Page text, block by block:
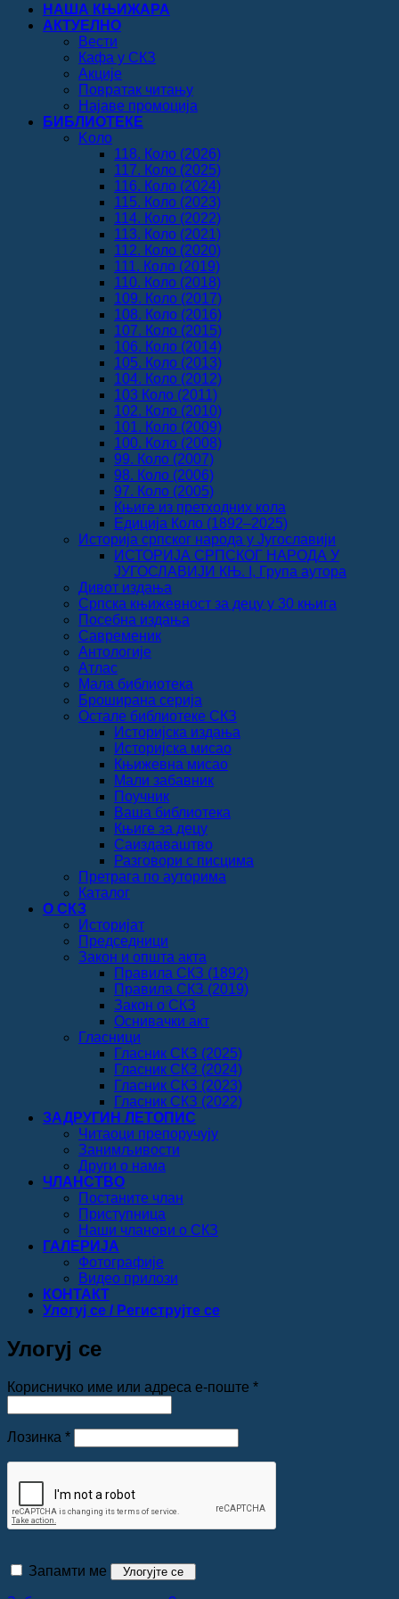
НАША КЊИЖАРА
АКТУЕЛНО
Вести
Кафа у СКЗ
Акције
Повратак читању
Најаве промоција
БИБЛИОТЕКЕ
Koло
118. Коло (2026)
117. Коло (2025)
116. Коло (2024)
115. Коло (2023)
114. Коло (2022)
113. Коло (2021)
112. Коло (2020)
111. Коло (2019)
110. Коло (2018)
109. Коло (2017)
108. Коло (2016)
107. Коло (2015)
106. Коло (2014)
105. Коло (2013)
104. Коло (2012)
103 Коло (2011)
102. Коло (2010)
101. Коло (2009)
100. Коло (2008)
99. Коло (2007)
98. Коло (2006)
97. Коло (2005)
Књиге из претходних кола
Едиција Коло (1892‒2025)
Историја српског народа у Југославији
ИСТОРИЈА СРПСКОГ НАРОДА У
ЈУГОСЛАВИЈИ КЊ. I, Група аутора
Дивот издања
Српска књижевност за децу у 30 књига
Посебна издања
Савременик
Антологије
Атлас
Мала библиотека
Броширана серија
Остале библиотеке СКЗ
Историјска издања
Историјска мисао
Књижевна мисао
Мали забавник
Поучник
Ваша библиотека
Књиге за децу
Саиздаваштво
Разговори с писцима
Претрага по ауторима
Каталог
О СКЗ
Историјат
Председници
Закон и општа акта
Правила СКЗ (1892)
Правила СКЗ (2019)
Закон о СКЗ
Оснивачки акт
Гласници
Гласник СКЗ (2025)
Гласник СКЗ (2024)
Гласник СКЗ (2023)
Гласник СКЗ (2022)
ЗАДРУГИН ЛЕТОПИС
Читаоци препоручују
Занимљивости
Други о нама
ЧЛАНСТВО
Постаните члан
Приступница
Наши чланови о СКЗ
ГАЛЕРИЈА
Фотографије
Видео прилози
КОНТАКТ
Улогуј се / Региструјте се
Улогуј се
Корисничко име или адреса е-поште *Обавезно
Лозинка *Обавезно
Запамти ме Улогујте се